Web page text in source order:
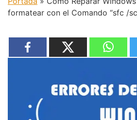
formatear con el Comando “sfc /